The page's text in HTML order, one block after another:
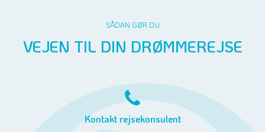
SÅDAN GØR DU
VEJEN TIL DIN DRØMMEREJSE
Kontakt rejsekonsulent